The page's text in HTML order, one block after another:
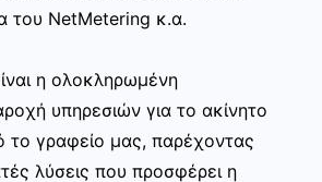
του NetMetering κ.α.
η ολοκληρωμένη
υπηρεσιών για το ακίνητο
το γραφείο μας, παρέχοντας
λύσεις που προσφέρει η